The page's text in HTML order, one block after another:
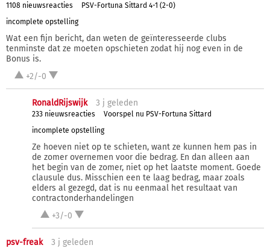
1108 nieuwsreacties
PSV-Fortuna Sittard 4-1 (2-0)
incomplete opstelling
Wat een fijn bericht, dan weten de geïnteresseerde clubs
tenminste dat ze moeten opschieten zodat hij nog even in de
Bonus is.
+2/-0
RonaldRijswijk 3 j geleden
233 nieuwsreacties
Voorspel nu PSV-Fortuna Sittard
incomplete opstelling
Ze hoeven niet op te schieten, want ze kunnen hem pas in
de zomer overnemen voor die bedrag. En dan alleen aan
het begin van de zomer, niet op het laatste moment. Goede
clausule dus. Misschien een te laag bedrag, maar zoals
elders al gezegd, dat is nu eenmaal het resultaat van
contractonderhandelingen
+3/-0
psv-freak 3 j geleden